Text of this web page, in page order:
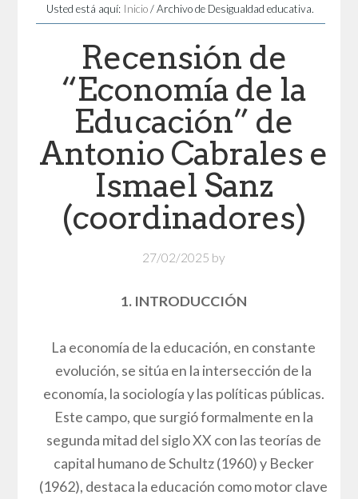
Usted está aquí: Inicio /Archivo de Desigualdad educativa.
Recensión de
“Economía de la
Educación” de
Antonio Cabrales e
Ismael Sanz
(coordinadores)
27/02/2025 by
1. INTRODUCCIÓN
La economía de la educación, en constante
evolución, se sitúa en la intersección de la
economía, la sociología y las políticas públicas.
Este campo, que surgió formalmente en la
segunda mitad del siglo XX con las teorías de
capital humano de Schultz (1960) y Becker
(1962), destaca la educación como motor clave